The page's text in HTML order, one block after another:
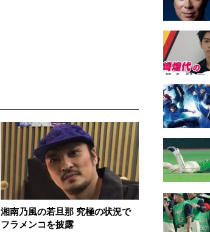
湘南乃風の若旦那 究極の状況で
フラメンコを披露